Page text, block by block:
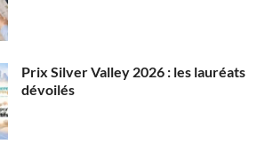
Prix Silver Valley 2026 : les lauréats
dévoilés